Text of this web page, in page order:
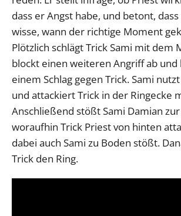
dass er Angst habe, und betont,
wisse, wann der richtige Moment
Plötzlich schlägt Trick Sami mit dem
blockt einen weiteren Angriff ab
einem Schlag gegen Trick. Sami
und attackiert Trick in der Ringecke
Anschließend stößt Sami Damian zur
woraufhin Trick Priest von hinten
dabei auch Sami zu Boden stößt.
Trick den Ring.